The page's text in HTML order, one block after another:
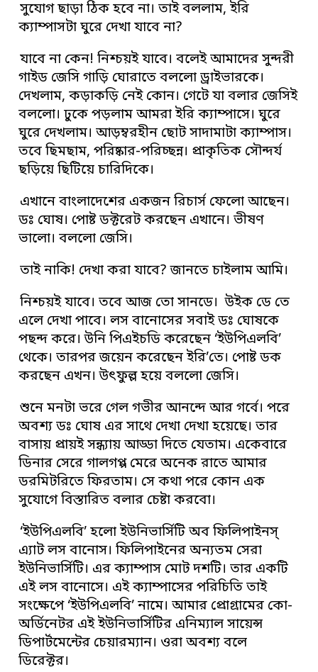
সুযোগ ছাড়া ঠিক হবে না। তাই বললাম, ইরি
ক্যাম্পাসটা ঘুরে দেখা যাবে না?
যাবে না কেন! নিশ্চয়ই যাবে। বলেই আমাদের সুন্দরী
গাইড জেসি গাড়ি ঘোরাতে বললো ড্রাইভারকে।
দেখলাম, কড়াকড়ি নেই কোন। গেটে যা বলার জেসিই
বললো। ঢুকে পড়লাম আমরা ইরি ক্যাম্পাসে। ঘুরে
ঘুরে দেখলাম। আড়ম্বরহীন ছোট সাদামাটা ক্যাম্পাস।
তবে ছিমছাম, পরিষ্কার-পরিচ্ছন্ন। প্রাকৃতিক সৌন্দর্য
ছড়িয়ে ছিটিয়ে চারিদিকে।
এখানে বাংলাদেশের একজন রিচার্স ফেলো আছেন।
ডঃ ঘোষ। পোষ্ট ডক্টরেট করছেন এখানে। ভীষণ
ভালো। বললো জেসি।
তাই নাকি! দেখা করা যাবে? জানতে চাইলাম আমি।
নিশ্চয়ই যাবে। তবে আজ তো সানডে। উইক ডে তে
এলে দেখা পাবে। লস বানোসের সবাই ডঃ ঘোষকে
পছন্দ করে। উনি পিএইচডি করেছেন ‘ইউপিএলবি’
থেকে। তারপর জয়েন করেছেন ইরি’তে। পোষ্ট ডক
করছেন এখন। উৎফুল্ল হয়ে বললো জেসি।
শুনে মনটা ভরে গেল গভীর আনন্দে আর গর্বে। পরে
অবশ্য ডঃ ঘোষ এর সাথে দেখা দেখা হয়েছে। তার
বাসায় প্রায়ই সন্ধ্যায় আড্ডা দিতে যেতাম। একেবারে
ডিনার সেরে গালগপ্প মেরে অনেক রাতে আমার
ডরমিটরিতে ফিরতাম। সে কথা পরে কোন এক
সুযোগে বিস্তারিত বলার চেষ্টা করবো।
‘ইউপিএলবি’ হলো ইউনিভার্সিটি অব ফিলিপাইনস্
এ্যাট লস বানোস। ফিলিপাইনের অন্যতম সেরা
ইউনিভার্সিটি। এর ক্যাম্পাস মোট দশটি। তার একটি
এই লস বানোসে। এই ক্যাম্পাসের পরিচিতি তাই
সংক্ষেপে ‘ইউপিএলবি’ নামে। আমার প্রোগ্রামের কো-
অর্ডিনেটর এই ইউনিভার্সিটির এনিম্যাল সায়েন্স
ডিপার্টমেন্টের চেয়ারম্যান। ওরা অবশ্য বলে
ডিরেক্টর।